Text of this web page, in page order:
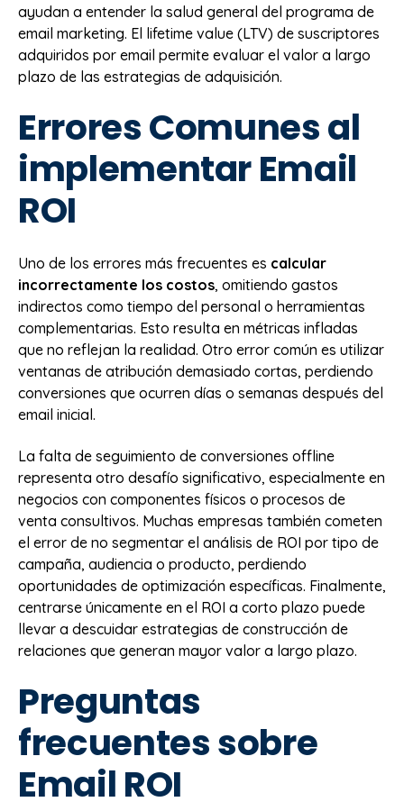
ayudan a entender la salud general del programa de
email marketing. El lifetime value (LTV) de suscriptores
adquiridos por email permite evaluar el valor a largo
plazo de las estrategias de adquisición.
Errores Comunes al
implementar Email
ROI
Uno de los errores más frecuentes es calcular
incorrectamente los costos, omitiendo gastos
indirectos como tiempo del personal o herramientas
complementarias. Esto resulta en métricas infladas
que no reflejan la realidad. Otro error común es utilizar
ventanas de atribución demasiado cortas, perdiendo
conversiones que ocurren días o semanas después del
email inicial.
La falta de seguimiento de conversiones offline
representa otro desafío significativo, especialmente en
negocios con componentes físicos o procesos de
venta consultivos. Muchas empresas también cometen
el error de no segmentar el análisis de ROI por tipo de
campaña, audiencia o producto, perdiendo
oportunidades de optimización específicas. Finalmente,
centrarse únicamente en el ROI a corto plazo puede
llevar a descuidar estrategias de construcción de
relaciones que generan mayor valor a largo plazo.
Preguntas
frecuentes sobre
Email ROI